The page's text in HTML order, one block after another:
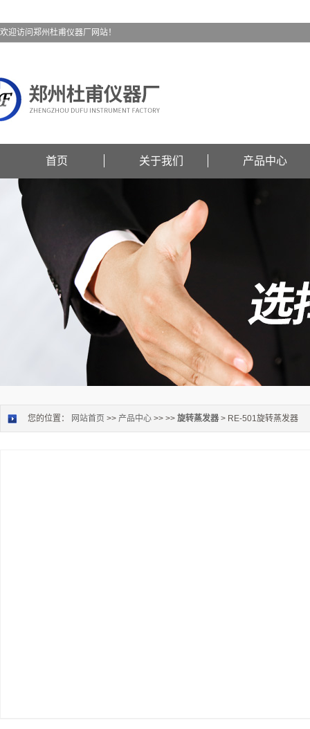
欢迎访问郑州杜甫仪器厂网站！
首页 关于我们 产品中心
您的位置： 网站首页 >> 产品中心 >> >> 旋转蒸发器 > RE-501旋转蒸发器